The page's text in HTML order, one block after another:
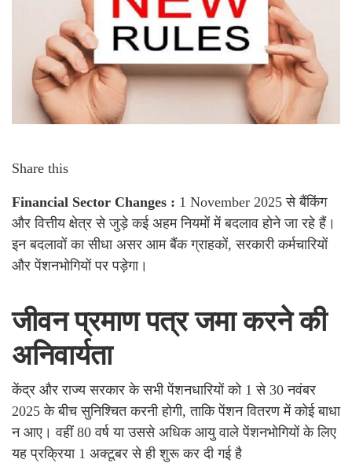
Share this
Financial Sector Changes : 1 November 2025 से बैंकिंग
और वित्तीय क्षेत्र से जुड़े कई अहम नियमों में बदलाव होने जा रहे हैं।
इन बदलावों का सीधा असर आम बैंक ग्राहकों, सरकारी कर्मचारियों
और पेंशनभोगियों पर पड़ेगा।
जीवन प्रमाण पत्र जमा करने की
अनिवार्यता
केंद्र और राज्य सरकार के सभी पेंशनधारियों को 1 से 30 नवंबर
2025 के बीच सुनिश्चित करनी होगी, ताकि पेंशन वितरण में कोई बाधा
न आए। वहीं 80 वर्ष या उससे अधिक आयु वाले पेंशनभोगियों के लिए
यह प्रक्रिया 1 अक्टूबर से ही शुरू कर दी गई है